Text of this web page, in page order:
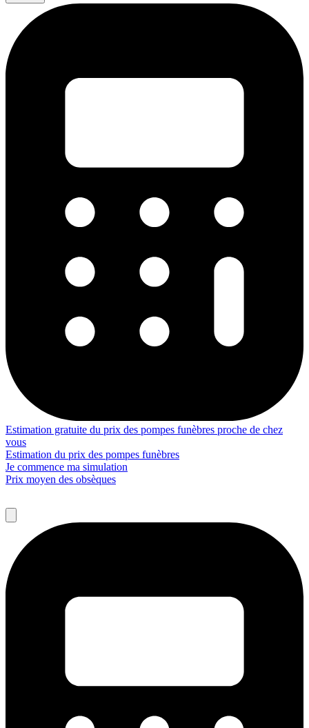
Estimation gratuite du prix des pompes funèbres proche de chez
vous
Estimation du prix des pompes funèbres
Je commence ma simulation
Prix moyen des obsèques